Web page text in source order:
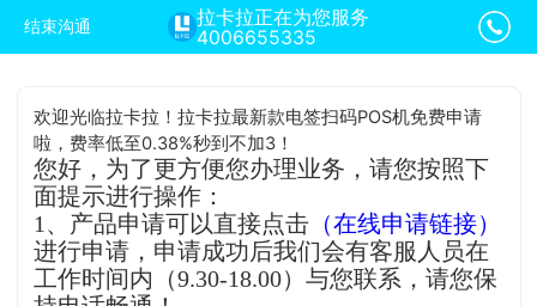
结束沟通
拉卡拉正在为您服务
4006655335
欢迎光临拉卡拉！拉卡拉最新款电签扫码POS机免费申请
啦，费率低至0.38%秒到不加3！
您好，为了更方便您办理业务，请您按照下
面提示进行操作：
1、产品申请可以直接点击 （在线申请链接）
进行申请，申请成功后我们会有客服人员在
工作时间内（9.30-18.00）与您联系，请您保